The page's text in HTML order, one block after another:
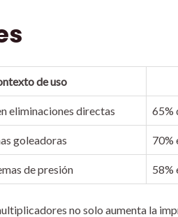
de uso
eliminaciones directas 65%
goleadoras 70%
de presión 58%
no solo aumenta la